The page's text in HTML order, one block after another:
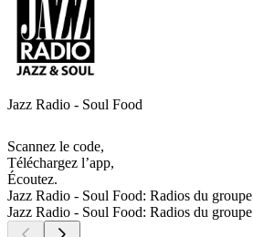
Jazz Radio - Soul Food
Scannez le code,
Téléchargez l’app,
Écoutez.
Jazz Radio - Soul Food: Radios du groupe
Jazz Radio - Soul Food: Radios du groupe